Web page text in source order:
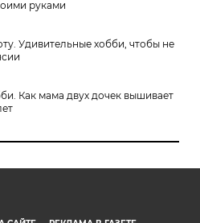
руками
Удивительные хобби, чтобы не
Как мама двух дочек вышивает